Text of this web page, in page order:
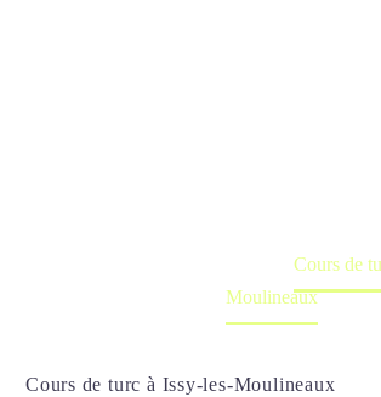
Cours de
Moulineaux
Cours de turc à Issy-les-Moulineaux